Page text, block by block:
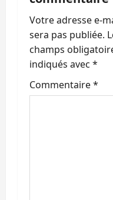
o
n
d
’
Votre adresse e-
sera pas publiée.
champs
indiqués avec *
Commentaire*